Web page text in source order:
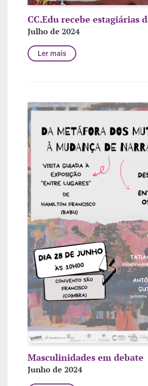
CC.Edu recebe estagiárias
Julho de 2024
Ler mais
Masculinidades em debate
Junho de 2024